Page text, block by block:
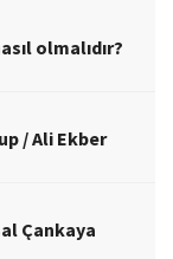
olmalıdır?
/ Ali Ekber
Çankaya